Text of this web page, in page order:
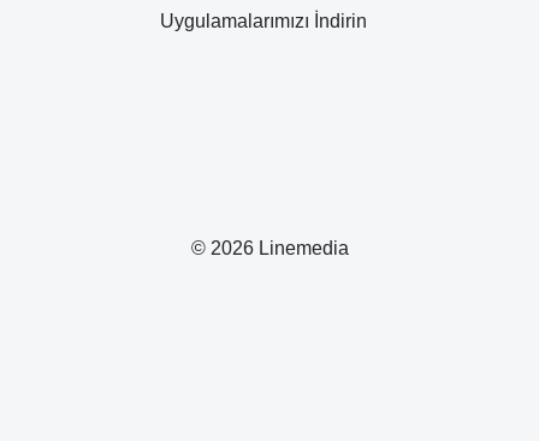
© 2026 Linemedia
Uygulamalarımızı İndirin